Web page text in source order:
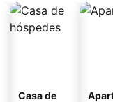
Casa de